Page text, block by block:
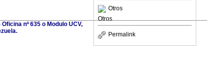
Otros
Otros
Permalink
nª 635 o Modulo UCV,